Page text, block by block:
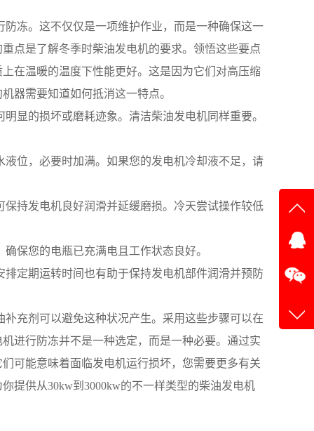
冻。这不仅仅是一项维护作业，而是一种确保这一
点是了解冬季时柴油发电机的要求。领悟这些要点
在温暖的温度下性能更好。这是因为它们对高压缩
器需要知道如何抵消这一特点。
显的损坏或磨耗迹象。清洁柴油发电机同样重要。
位，必要时加满。如果您的发电机冷却液不足，请
持发电机良好润滑并延缓磨损。冷天尝试操作较低
保您的电瓶已充满电且工作状态良好。
定期运转时间也有助于保持发电机部件润滑并预防
充剂可以避免这种状况产生。采用这些步骤可以在
进行防冻并不是一种选定，而是一种必要。通过实
可能意味着面临发电机运行损坏，您需要更多有关
提供从30kw到3000kw的不一样类型的柴油发电机